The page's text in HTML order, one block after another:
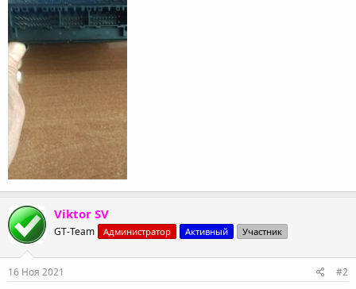
Viktor SV
GT-Team Администратор Активный Участник
16 Ноя 2021 #2